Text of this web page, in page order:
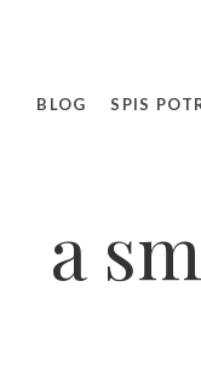
BLOG SPIS
a